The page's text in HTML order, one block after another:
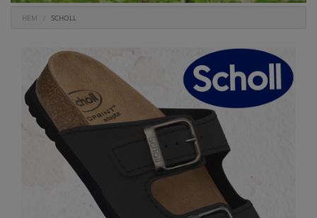
HEM SCHOLL